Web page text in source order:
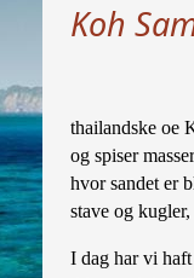
Koh
thailandske oe
og spiser
hvor sandet er
stave og
I dag har vi